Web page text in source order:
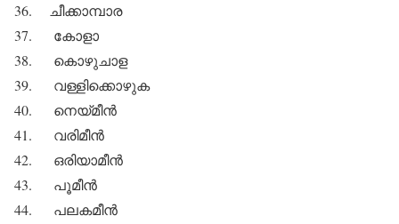
36. ചീക്കാമ്പാര
37. കോളാ
38. കൊഴുചാള
39. വള്ളിക്കൊഴുക
40. നെയ്മീന്‍
41. വരിമീന്‍
42. ഒരിയാമീന്‍
43. പൂമീന്‍
44. പലകമീന്‍